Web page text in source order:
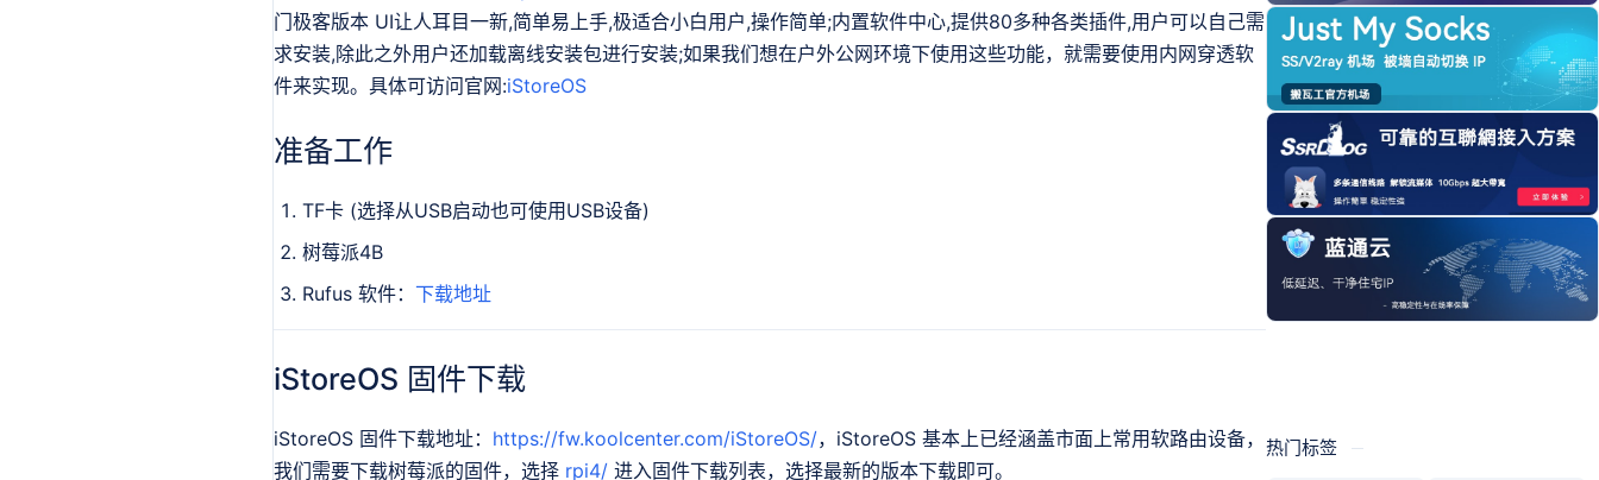
门极客版本 UI让人耳目一新,简单易上手,极适合小白用户,操作简单;内置软件中心,提供80多种各类插件,用户可以自己需
求安装,除此之外用户还加载离线安装包进行安装;如果我们想在户外公网环境下使用这些功能，就需要使用内网穿透软
件来实现。具体可访问官网:iStoreOS
准备工作
TF卡 (选择从USB启动也可使用USB设备)
树莓派4B
Rufus 软件： 下载地址
iStoreOS 固件下载
iStoreOS 固件下载地址： https://fw.koolcenter.com/iStoreOS/，iStoreOS 基本上已经涵盖市面上常用软路由设备，
我们需要下载树莓派的固件，选择 rpi4/ 进入固件下载列表，选择最新的版本下载即可。
热门标签